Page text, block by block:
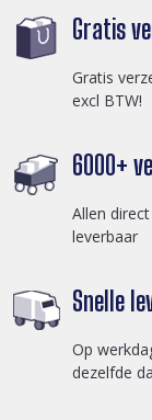
Gratis
Gratis
excl BTW!
6000+
Allen
leverbaar
Snelle
Op
dezelfde